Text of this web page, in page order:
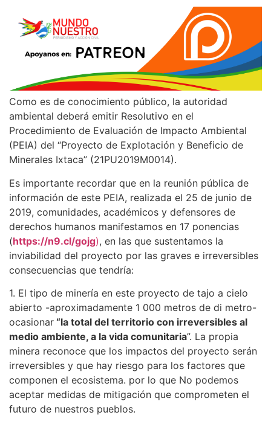
Como es de conocimiento público, la autoridad
ambiental deberá emitir Resolutivo en el
Procedimiento de Evaluación de Impacto Ambiental
(PEIA) del “Proyecto de Explotación y Beneficio de
Minerales Ixtaca” (21PU2019M0014).
Es importante recordar que en la reunión pública de
información de este PEIA, realizada el 25 de junio de
2019, comunidades, académicos y defensores de
derechos humanos manifestamos en 17 ponencias
(https://n9.cl/gojg), en las que sustentamos la
inviabilidad del proyecto por las graves e irreversibles
consecuencias que tendría:
1. El tipo de minería en este proyecto de tajo a cielo
abierto -aproximadamente 1 000 metros de di metro-
ocasionar “la total del territorio con irreversibles al
medio ambiente, a la vida comunitaria”. La propia
minera reconoce que los impactos del proyecto serán
irreversibles y que hay riesgo para los factores que
componen el ecosistema. por lo que No podemos
aceptar medidas de mitigación que comprometen el
futuro de nuestros pueblos.